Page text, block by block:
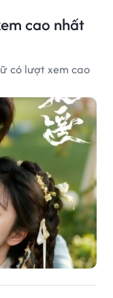
cao nhất
có lượt xem cao